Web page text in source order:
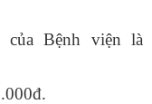
của Bệnh viện là